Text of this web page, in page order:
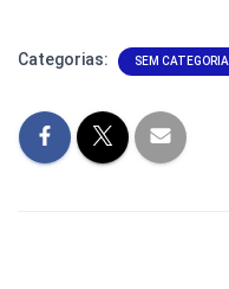
Categorias: SEM CATEGORIA